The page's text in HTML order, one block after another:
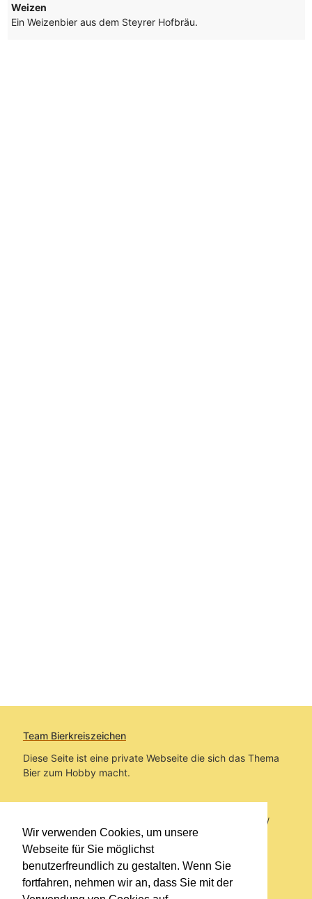
Wir verwenden Cookies, um unsere
Webseite für Sie möglichst
benutzerfreundlich zu gestalten. Wenn Sie
fortfahren, nehmen wir an, dass Sie mit der
Weizen
Ein Weizenbier aus dem Steyrer Hofbräu.
Team Bierkreiszeichen
Diese Seite ist eine private Webseite die sich das Thema
Bier zum Hobby macht.
Sie befinden sich auf https://www.bierkreiszeichen.at/
im Pfad:Bierkreiszeichen/Gesammelte Biere
Erstellt: 2026-08-07